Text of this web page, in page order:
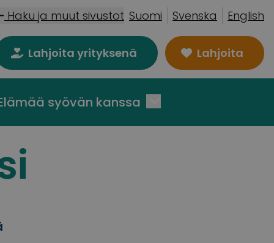
Haku ja muut sivustot Suomi Svenska English
Lahjoita yrityksenä Lahjoita
syövän kanssa